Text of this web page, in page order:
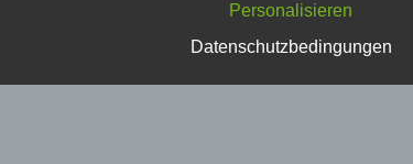
ausgeführte Vorgang oder jede solche
Organisation, das Ordnen, die Speicherung,
Offenlegung durch Übermittlung, Verbreitung
Bereitstellung, den Abgleich oder die Verknüpfung,
Personalisieren
Datenschutzbedingungen